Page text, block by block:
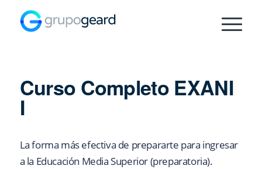
Curso Completo EXANI
I
La forma más efectiva de prepararte para ingresar
a la Educación Media Superior (preparatoria).